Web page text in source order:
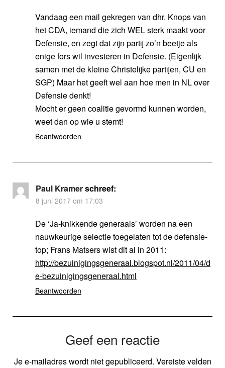
Vandaag een mail gekregen van dhr. Knops van
het CDA, iemand die zich WEL sterk maakt voor
Defensie, en zegt dat zijn partij zo’n beetje als
enige fors wil investeren in Defensie. (Eigenlijk
samen met de kleine Christelijke partijen, CU en
SGP) Maar het geeft wel aan hoe men in NL over
Defensie denkt!
Mocht er geen coalitie gevormd kunnen worden,
weet dan op wie u stemt!
Beantwoorden
Paul Kramerschreef:
8 juni 2017 om 17:03
De ‘Ja-knikkende generaals’ worden na een
nauwkeurige selectie toegelaten tot de defensie-
top; Frans Matsers wist dit al in 2011:
http://bezuinigingsgeneraal.blogspot.nl/2011/04/d
e-bezuinigingsgeneraal.html
Beantwoorden
Geef een reactie
Je e-mailadres wordt niet gepubliceerd. Vereiste velden